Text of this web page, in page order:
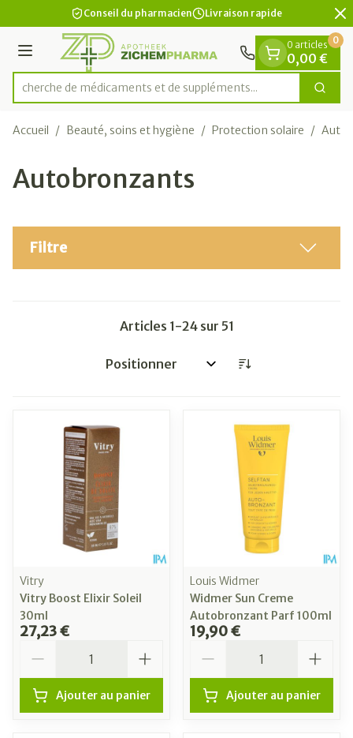
Aller au contenu
2 de 2Conseil du pharmacien Livraison rapide
Menu
Rechercher
Recherche de médicaments et de suppléments
0 articles
0,00 €
0
Accueil / Beauté, soins et hygiène / Protection solaire /
Autobronzants
Filtre
Articles 1-24sur 51
Trier par:
Vitry
Vitry Boost Elixir Soleil
30ml
27,23 €
Ajouter au panier
Louis Widmer
Widmer Sun Creme
Autobronzant Parf 100ml
19,90 €
Ajouter au panier